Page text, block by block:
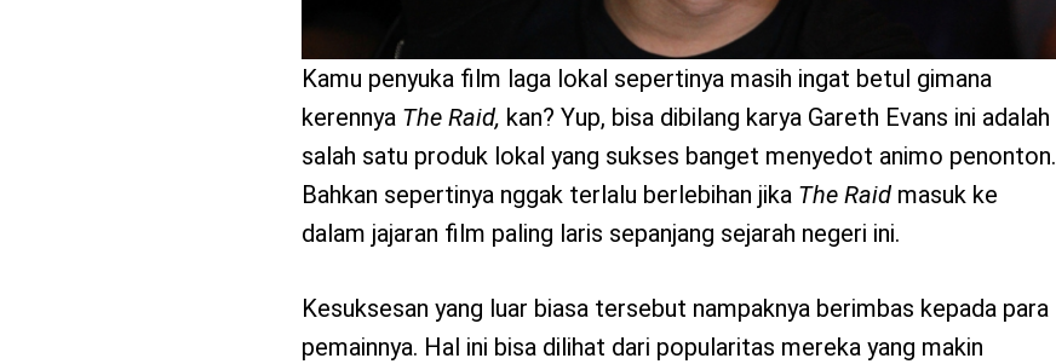
Kamu penyuka film laga lokal sepertinya masih ingat betul gimana
kerennya The Raid, kan? Yup, bisa dibilang karya Gareth Evans ini adalah
salah satu produk lokal yang sukses banget menyedot animo penonton.
Bahkan sepertinya nggak terlalu berlebihan jika The Raidmasuk ke
dalam jajaran film paling laris sepanjang sejarah negeri ini.
Kesuksesan yang luar biasa tersebut nampaknya berimbas kepada para
pemainnya. Hal ini bisa dilihat dari popularitas mereka yang makin